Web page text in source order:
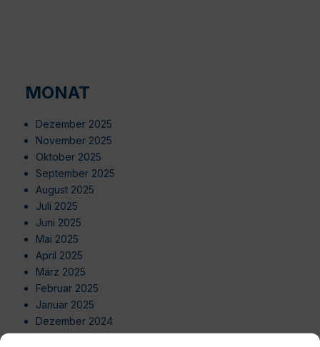
MONAT
Dezember 2025
November 2025
Oktober 2025
September 2025
August 2025
Juli 2025
Juni 2025
Mai 2025
April 2025
März 2025
Februar 2025
Januar 2025
Dezember 2024
November 2024